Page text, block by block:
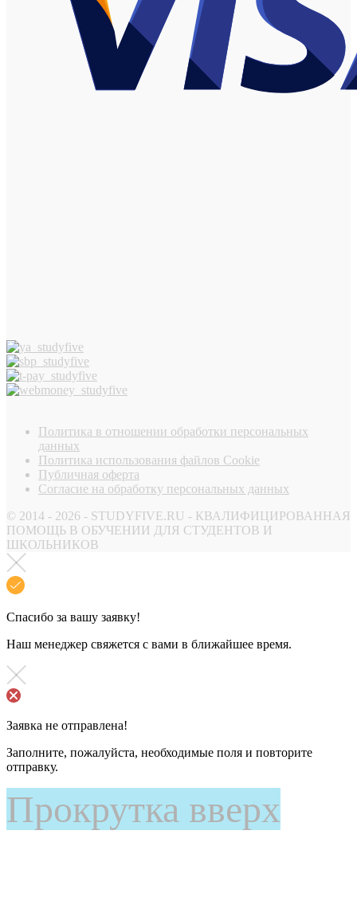
Политика в отношении обработки персональных
данных
Политика использования файлов Cookie
Публичная оферта
Согласие на обработку персональных данных
© 2014 - 2026 - STUDYFIVE.RU - КВАЛИФИЦИРОВАННАЯ
ПОМОЩЬ В ОБУЧЕНИИ ДЛЯ СТУДЕНТОВ И
ШКОЛЬНИКОВ
Спасибо за вашу заявку!
Наш менеджер свяжется с вами в ближайшее время.
Заявка не отправлена!
Заполните, пожалуйста, необходимые поля и повторите
отправку.
Прокрутка вверх